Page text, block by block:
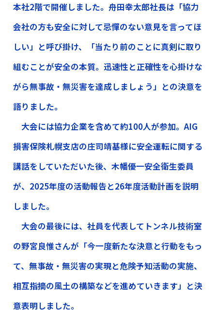
本社2階で開催しました。舟田幸太郎社長は「協力
会社の方も安全に対して忌憚のない意見を言ってほ
しい」と呼び掛け、「当たり前のことに真剣に取り
組むことが安全の本質。迅速性と正確性を心掛けな
がら無事故・無災害を達成しましょう」との決意を
語りました。
大会には協力企業を含めて約100人が参加。AIG
損害保険札幌支店の庄司靖基様に安全運転に関する
講話をしていただいた後、木幡優一安全衛生委員
が、2025年度の活動報告と26年度活動計画を説明
しました。
大会の最後には、社員を代表してトンネル技術室
の野宮良惟さんが「今一度新たな決意と行動をもっ
て、無事故・無災害の実現と危険予知活動の実施、
相互指摘の風土の構築などを進めていきます」と決
意表明しました。